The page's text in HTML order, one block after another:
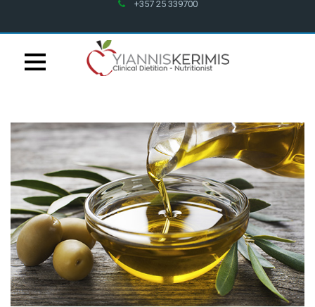
Petrou Tsirou 70, Pantheon House 001B 3075 Limassol